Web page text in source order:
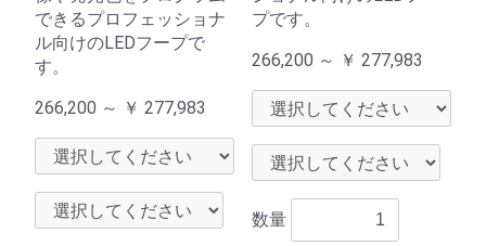
できるプロフェッショナ
ル向けのLEDフープで
す。
266,200 ～ ￥ 277,983
プです。
266,200 ～ ￥ 277,983
数量